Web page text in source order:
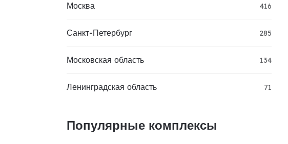
Москва 416
Санкт-Петербург 285
Московская область 134
Ленинградская область 71
Популярные комплексы